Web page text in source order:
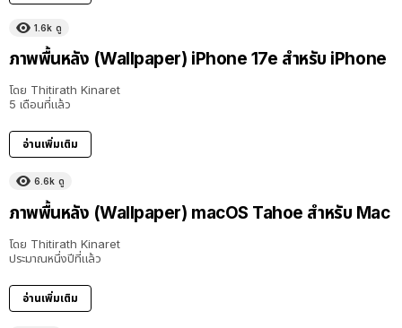
1.6k ดู
ภาพพื้นหลัง (Wallpaper) iPhone 17e สำหรับ iPhone
โดย Thitirath Kinaret
5 เดือนที่แล้ว
อ่านเพิ่มเติม
6.6k ดู
ภาพพื้นหลัง (Wallpaper) macOS Tahoe สำหรับ Mac
โดย Thitirath Kinaret
ประมาณหนึ่งปีที่แล้ว
อ่านเพิ่มเติม